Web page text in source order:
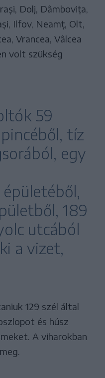
Dolj, Dâmbovița,
Ilfov, Neamț, Olt,
Vrancea, Vâlcea
volt szükség
59
tíz
egy
189
utcából
a vizet,
129 szél által
és húsz
A viharokban